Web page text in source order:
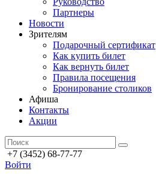
Партнеры
Новости
Зрителям
Подарочный сертификат
Как купить билет
Как вернуть билет
Правила посещения
Бронирование столиков
Афиша
Контакты
Акции
+7 (3452) 68-77-77
Войти